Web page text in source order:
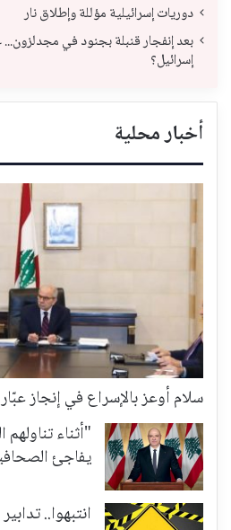
دوريات إسرائيلية مؤللة وإطلاق نار
بعد إنفجار قنبلة بجنود في
إسرائيل؟
أخبار محلية
سلام أوعز بالإسراع في إنجاز
"أثناء
يفاجئ
انتبهوا..